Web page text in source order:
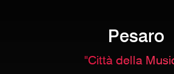
Pesaro
"Città della